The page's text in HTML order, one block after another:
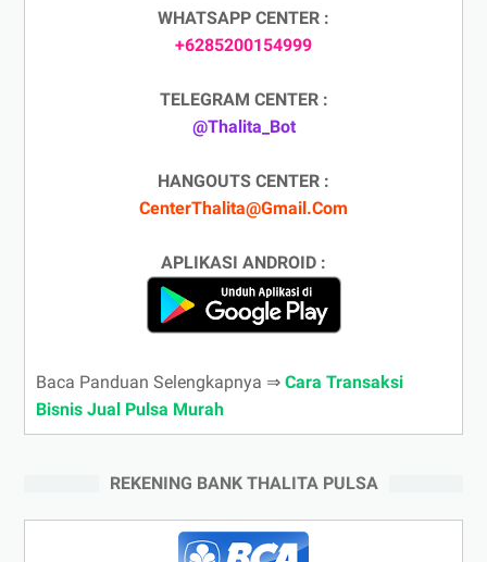
WHATSAPP CENTER :
+6285200154999
TELEGRAM CENTER :
@Thalita_Bot
HANGOUTS CENTER :
CenterThalita@Gmail.Com
APLIKASI ANDROID :
Baca Panduan Selengkapnya ⇒ Cara Transaksi
Bisnis Jual Pulsa Murah
REKENING BANK THALITA PULSA